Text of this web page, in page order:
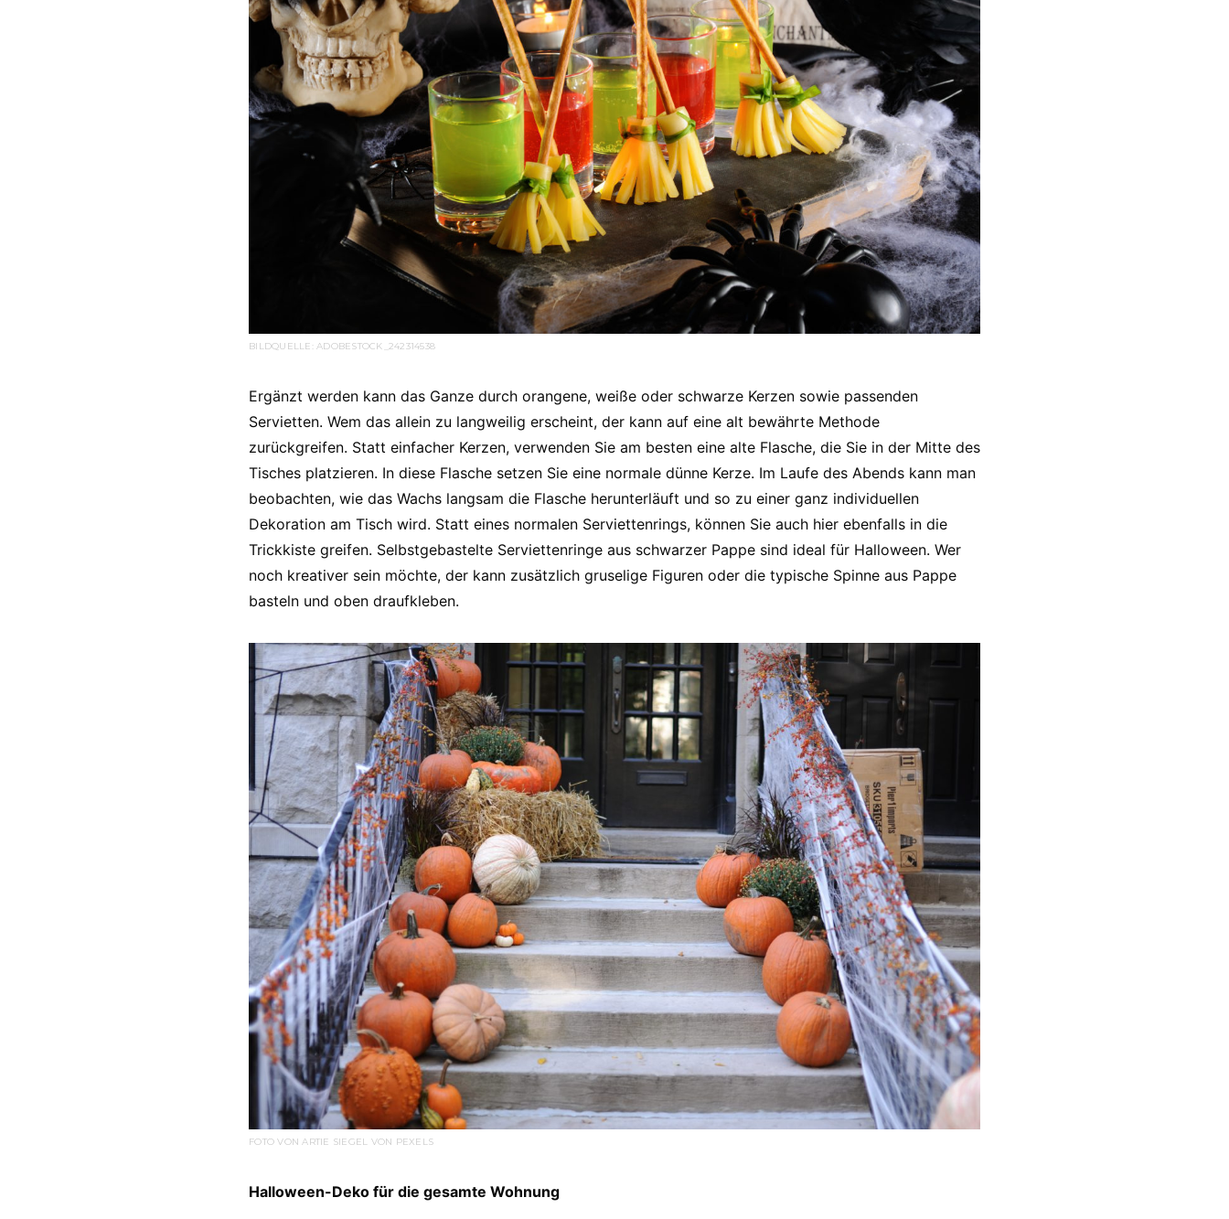
BILDQUELLE: ADOBESTOCK_242314538
Ergänzt werden kann das Ganze durch orangene, weiße oder schwarze Kerzen sowie passenden
Servietten. Wem das allein zu langweilig erscheint, der kann auf eine alt bewährte Methode
zurückgreifen. Statt einfacher Kerzen, verwenden Sie am besten eine alte Flasche, die Sie in der Mitte des
Tisches platzieren. In diese Flasche setzen Sie eine normale dünne Kerze. Im Laufe des Abends kann man
beobachten, wie das Wachs langsam die Flasche herunterläuft und so zu einer ganz individuellen
Dekoration am Tisch wird. Statt eines normalen Serviettenrings, können Sie auch hier ebenfalls in die
Trickkiste greifen. Selbstgebastelte Serviettenringe aus schwarzer Pappe sind ideal für Halloween. Wer
noch kreativer sein möchte, der kann zusätzlich gruselige Figuren oder die typische Spinne aus Pappe
basteln und oben draufkleben.
FOTO VON ARTIE SIEGEL VON PEXELS
Halloween-Deko für die gesamte Wohnung